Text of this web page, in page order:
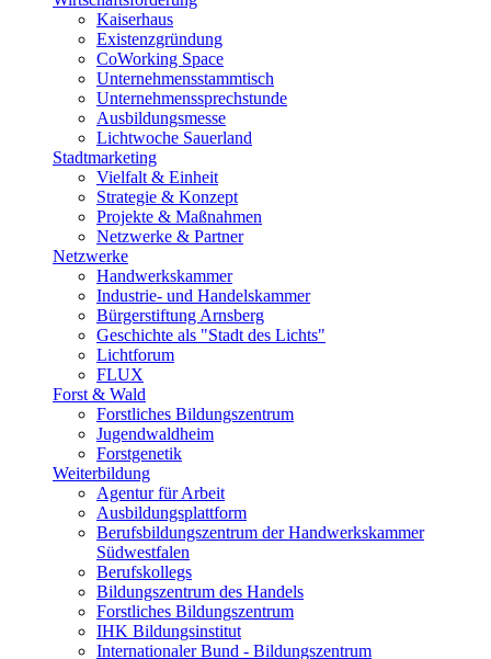
Kaiserhaus
Existenzgründung
CoWorking Space
Unternehmensstammtisch
Unternehmenssprechstunde
Ausbildungsmesse
Lichtwoche Sauerland
Stadtmarketing
Vielfalt & Einheit
Strategie & Konzept
Projekte & Maßnahmen
Netzwerke & Partner
Netzwerke
Handwerkskammer
Industrie- und Handelskammer
Bürgerstiftung Arnsberg
Geschichte als "Stadt des Lichts"
Lichtforum
FLUX
Forst & Wald
Forstliches Bildungszentrum
Jugendwaldheim
Forstgenetik
Weiterbildung
Agentur für Arbeit
Ausbildungsplattform
Berufsbildungszentrum der Handwerkskammer
Südwestfalen
Berufskollegs
Bildungszentrum des Handels
Forstliches Bildungszentrum
IHK Bildungsinstitut
Internationaler Bund - Bildungszentrum